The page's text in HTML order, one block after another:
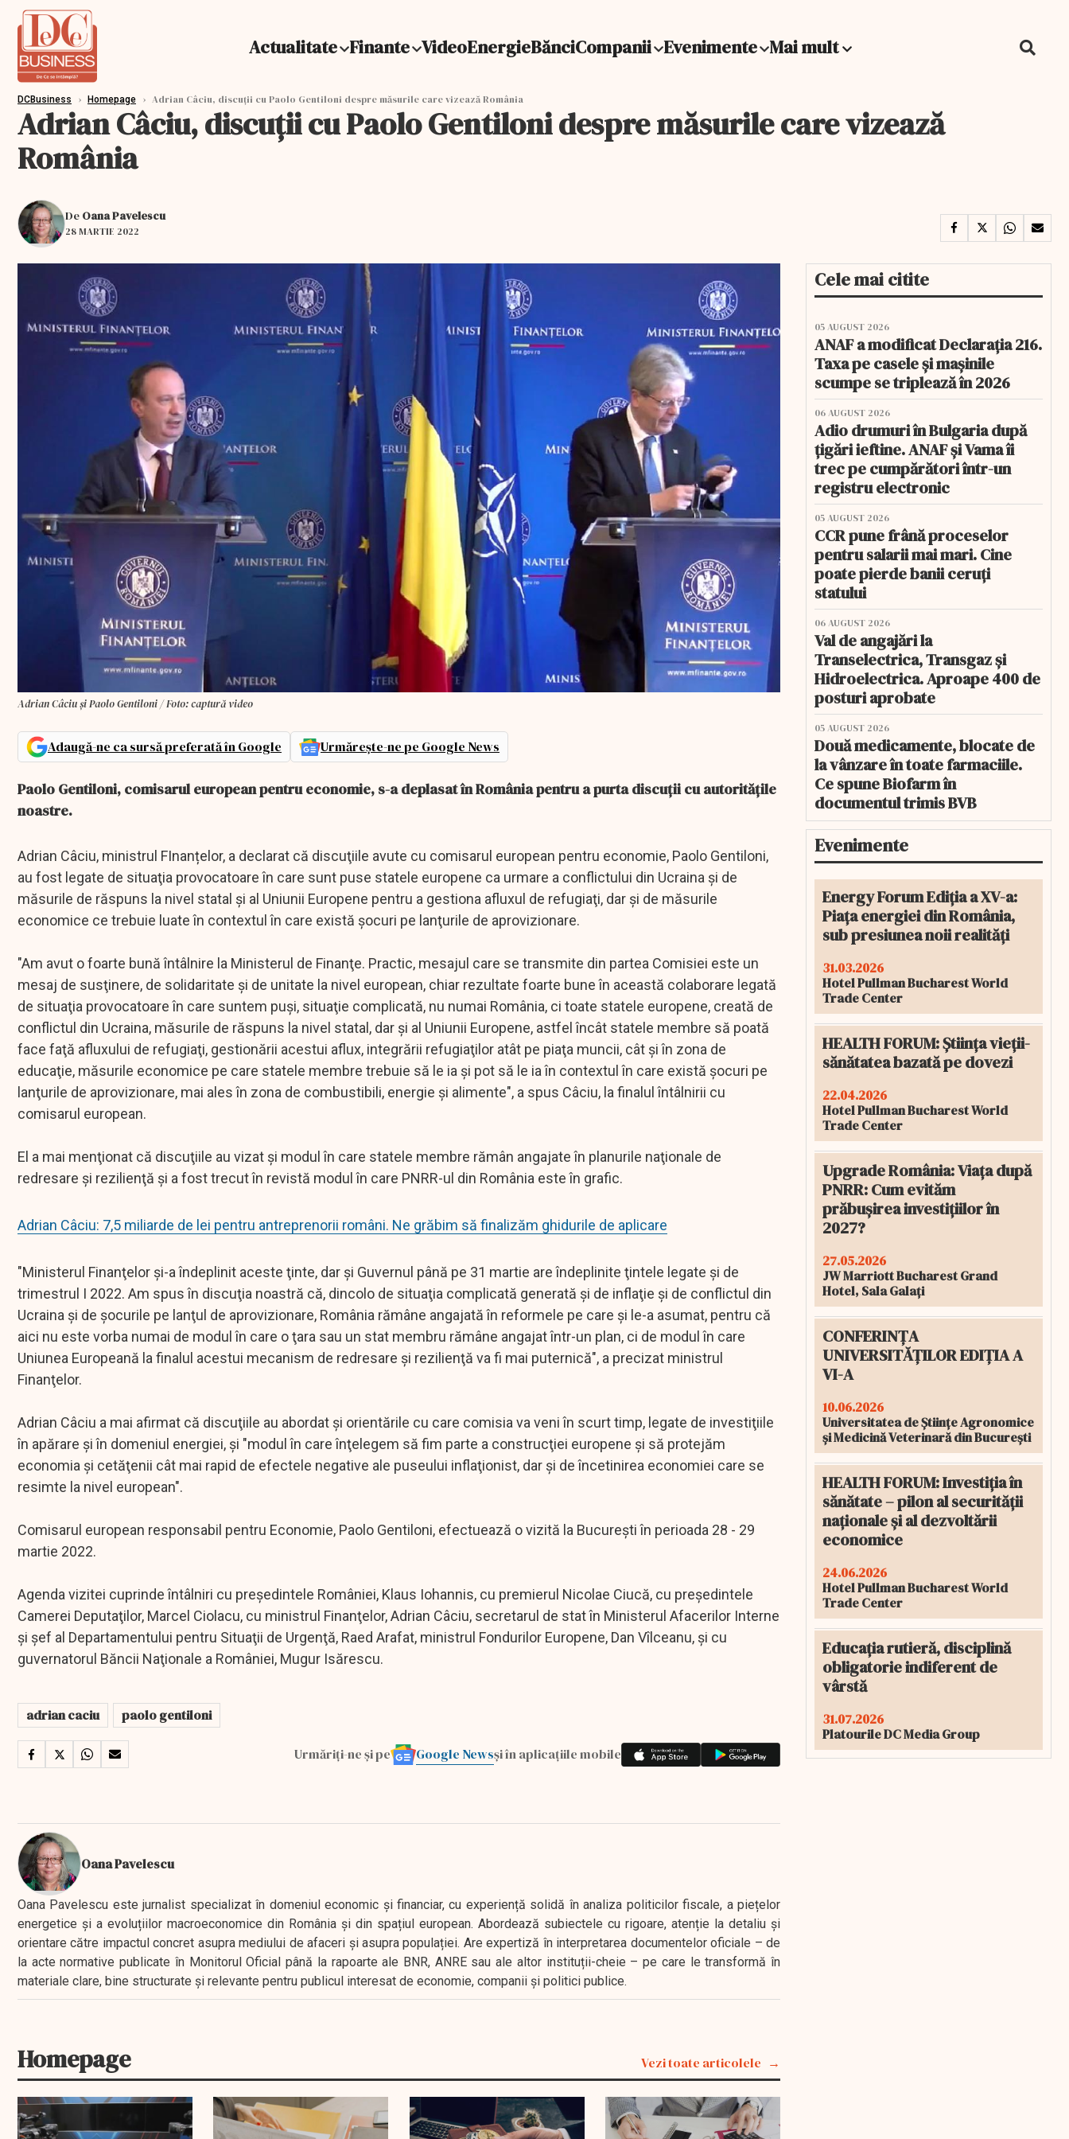
Actualitate Finante VideoEnergieBănciCompanii Evenimente Mai mult
DCBusiness › Homepage › Adrian Câciu, discuții cu Paolo Gentiloni despre măsurile care vizează România
Adrian Câciu, discuții cu Paolo Gentiloni despre măsurile care vizează
România
De Oana Pavelescu
28 MARTIE 2022
Adrian Câciu și Paolo Gentiloni / Foto: captură video
Adaugă-ne ca sursă preferată în Google Urmărește-ne pe Google News
Paolo Gentiloni, comisarul european pentru economie, s-a deplasat în România pentru a purta discuții cu autoritățile
noastre.
Adrian Câciu, ministrul FInanțelor, a declarat că discuţiile avute cu comisarul european pentru economie, Paolo Gentiloni,
au fost legate de situaţia provocatoare în care sunt puse statele europene ca urmare a conflictului din Ucraina şi de
măsurile de răspuns la nivel statal şi al Uniunii Europene pentru a gestiona afluxul de refugiaţi, dar şi de măsurile
economice ce trebuie luate în contextul în care există şocuri pe lanţurile de aprovizionare.
"Am avut o foarte bună întâlnire la Ministerul de Finanţe. Practic, mesajul care se transmite din partea Comisiei este un
mesaj de susţinere, de solidaritate şi de unitate la nivel european, chiar rezultate foarte bune în această colaborare legată
de situaţia provocatoare în care suntem puşi, situaţie complicată, nu numai România, ci toate statele europene, creată de
conflictul din Ucraina, măsurile de răspuns la nivel statal, dar şi al Uniunii Europene, astfel încât statele membre să poată
face faţă afluxului de refugiaţi, gestionării acestui aflux, integrării refugiaţilor atât pe piaţa muncii, cât şi în zona de
educaţie, măsurile economice pe care statele membre trebuie să le ia şi pot să le ia în contextul în care există şocuri pe
lanţurile de aprovizionare, mai ales în zona de combustibili, energie şi alimente", a spus Câciu, la finalul întâlnirii cu
comisarul european.
El a mai menţionat că discuţiile au vizat şi modul în care statele membre rămân angajate în planurile naţionale de
redresare şi rezilienţă şi a fost trecut în revistă modul în care PNRR-ul din România este în grafic.
Adrian Câciu: 7,5 miliarde de lei pentru antreprenorii români. Ne grăbim să finalizăm ghidurile de aplicare
"Ministerul Finanţelor şi-a îndeplinit aceste ţinte, dar şi Guvernul până pe 31 martie are îndeplinite ţintele legate şi de
trimestrul I 2022. Am spus în discuţia noastră că, dincolo de situaţia complicată generată şi de inflaţie şi de conflictul din
Ucraina şi de şocurile pe lanţul de aprovizionare, România rămâne angajată în reformele pe care şi le-a asumat, pentru că
aici nu este vorba numai de modul în care o ţara sau un stat membru rămâne angajat într-un plan, ci de modul în care
Uniunea Europeană la finalul acestui mecanism de redresare şi rezilienţă va fi mai puternică", a precizat ministrul
Finanţelor.
Adrian Câciu a mai afirmat că discuţiile au abordat şi orientările cu care comisia va veni în scurt timp, legate de investiţiile
în apărare şi în domeniul energiei, şi "modul în care înţelegem să fim parte a construcţiei europene şi să protejăm
economia şi cetăţenii cât mai rapid de efectele negative ale puseului inflaţionist, dar şi de încetinirea economiei care se
resimte la nivel european".
Comisarul european responsabil pentru Economie, Paolo Gentiloni, efectuează o vizită la Bucureşti în perioada 28 - 29
martie 2022.
Agenda vizitei cuprinde întâlniri cu preşedintele României, Klaus Iohannis, cu premierul Nicolae Ciucă, cu preşedintele
Camerei Deputaţilor, Marcel Ciolacu, cu ministrul Finanţelor, Adrian Câciu, secretarul de stat în Ministerul Afacerilor Interne
şi şef al Departamentului pentru Situaţii de Urgenţă, Raed Arafat, ministrul Fondurilor Europene, Dan Vîlceanu, şi cu
guvernatorul Băncii Naţionale a României, Mugur Isărescu.
adrian caciu paolo gentiloni
Urmăriți-ne și pe Google Newsși în aplicațiile mobile
Oana Pavelescu
Oana Pavelescu este jurnalist specializat în domeniul economic și financiar, cu experiență solidă în analiza politicilor fiscale, a piețelor
energetice și a evoluțiilor macroeconomice din România și din spațiul european. Abordează subiectele cu rigoare, atenție la detaliu și
orientare către impactul concret asupra mediului de afaceri și asupra populației. Are expertiză în interpretarea documentelor oficiale – de
la acte normative publicate în Monitorul Oficial până la rapoarte ale BNR, ANRE sau ale altor instituții-cheie – pe care le transformă în
materiale clare, bine structurate și relevante pentru publicul interesat de economie, companii și politici publice.
Homepage Vezi toate articolele
EXCLUSIV
Cele mai citite
05 AUGUST 2026
ANAF a modificat Declarația 216.
Taxa pe casele și mașinile
scumpe se triplează în 2026
06 AUGUST 2026
Adio drumuri în Bulgaria după
țigări ieftine. ANAF și Vama îi
trec pe cumpărători într-un
registru electronic
05 AUGUST 2026
CCR pune frână proceselor
pentru salarii mai mari. Cine
poate pierde banii ceruți
statului
06 AUGUST 2026
Val de angajări la
Transelectrica, Transgaz și
Hidroelectrica. Aproape 400 de
posturi aprobate
05 AUGUST 2026
Două medicamente, blocate de
la vânzare în toate farmaciile.
Ce spune Biofarm în
documentul trimis BVB
Evenimente
Energy Forum Ediția a XV-a:
Piața energiei din România,
sub presiunea noii realități
31.03.2026
Hotel Pullman Bucharest World
Trade Center
HEALTH FORUM: Știința vieții-
sănătatea bazată pe dovezi
22.04.2026
Hotel Pullman Bucharest World
Trade Center
Upgrade România: Viața după
PNRR: Cum evităm
prăbușirea investițiilor în
2027?
27.05.2026
JW Marriott Bucharest Grand
Hotel, Sala Galați
CONFERINȚA
UNIVERSITĂȚILOR EDIȚIA A
VI-A
10.06.2026
Universitatea de Științe Agronomice
și Medicină Veterinară din București
HEALTH FORUM: Investiția în
sănătate – pilon al securității
naționale și al dezvoltării
economice
24.06.2026
Hotel Pullman Bucharest World
Trade Center
Educația rutieră, disciplină
obligatorie indiferent de
vârstă
31.07.2026
Platourile DC Media Group